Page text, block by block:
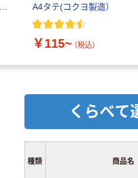
A4タテ(コクヨ製造）
￥115~ （税込）
くらべ
種類 商品名